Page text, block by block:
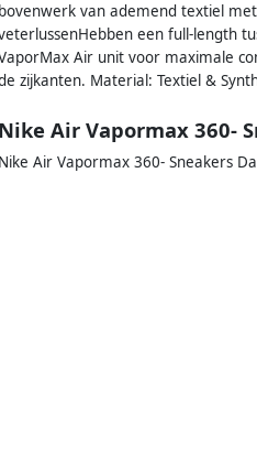
bovenwerk van ademend textiel
een full-length
Air unit voor maximale
zijkanten. Material: Textiel &
Nike Air Vapormax 360-
Nike Air Vapormax 360- Sneakers